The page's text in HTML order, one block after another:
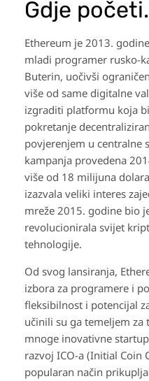
Gdje
Ethereum je 2013.
mladi programer rusko-
Buterin, uočivši
više od same digitalne
izgraditi platformu koja
pokretanje
povjerenjem u centralne
kampanja provedena
više od 18 milijuna
izazvala veliki interes
mreže 2015. godine bio
revolucionirala svijet
tehnologije.
Od svog lansiranja,
izbora za programere i
fleksibilnost i potencijal
učinili su ga temeljem za
mnoge inovativne
razvoj ICO-a (Initial Coin
popularan način